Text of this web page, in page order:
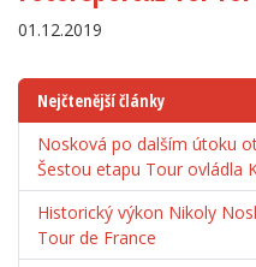
01.12.2019
Nejčtenější články
Nosková po dalším útoku
Šestou etapu Tour ovládla
Historický výkon Nikoly
Tour de France